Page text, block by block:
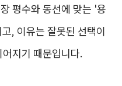
평수와 동선에 맞는 '용
, 이유는 잘못된 선택이
지기 때문입니다.